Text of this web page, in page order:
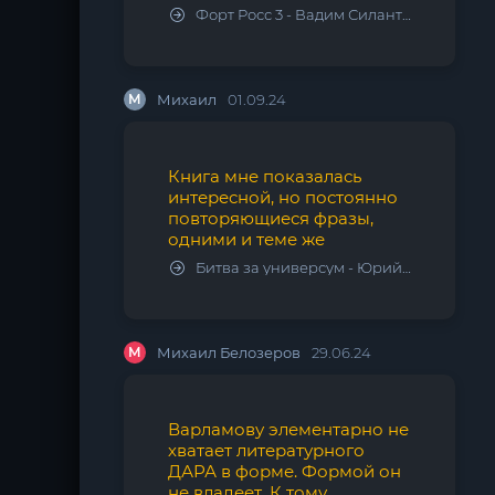
Форт Росс 3 - Вадим Силантьев
М Михаил 01.09.24
Книга мне показалась
интересной, но постоянно
повторяющиеся фразы,
одними и теме же
Битва за универсум - Юрий Тарарев, Александр Тарарев
М Михаил Белозеров 29.06.24
Варламову элементарно не
хватает литературного
ДАРА в форме. Формой он